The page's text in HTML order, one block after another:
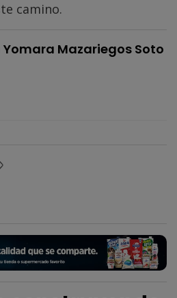
camino.
Mazariegos Soto